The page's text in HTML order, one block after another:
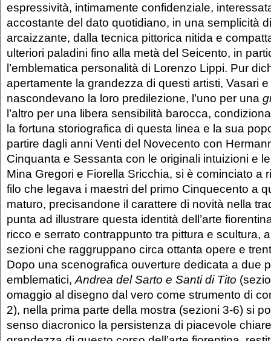
espressività, intimamente confidenziale,
accostante del dato quotidiano, in una semplicità
arcaizzante, dalla tecnica pittorica nitida e
ulteriori paladini fino alla metà del Seicento, in
l’emblematica personalità di Lorenzo Lippi. Pur
apertamente la grandezza di questi artisti, Vasari
nascondevano la loro predilezione, l’uno per una
l’altro per una libera sensibilità barocca,
la fortuna storiografica di questa linea e la sua
partire dagli anni Venti del Novecento con
Cinquanta e Sessanta con le originali intuizioni e
Mina Gregori e Fiorella Sricchia, si è cominciato a
filo che legava i maestri del primo Cinquecento a
maturo, precisandone il carattere di novità nella
punta ad illustrare questa identità dell’arte
ricco e serrato contrappunto tra pittura e scultura,
sezioni che raggruppano circa ottanta opere e
Dopo una scenografica ouverture dedicata a due
emblematici, Andrea del Sarto e Santi di Tito
omaggio al disegno dal vero come strumento di
2), nella prima parte della mostra (sezioni 3-6) si
senso diacronico la persistenza di piacevole